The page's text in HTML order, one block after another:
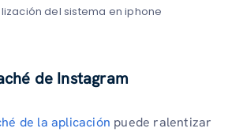
del sistema en iphone
de Instagram
de la aplicación puede ralentizar